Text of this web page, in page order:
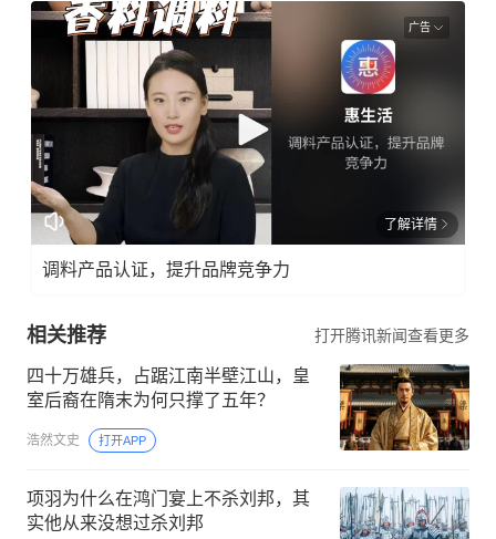
广告
了解详情
调料产品认证，提升品牌竞争力
相关推荐 打开腾讯新闻查看更多
四十万雄兵，占踞江南半壁江山，皇
室后裔在隋末为何只撑了五年？
浩然文史 打开APP
项羽为什么在鸿门宴上不杀刘邦，其
实他从来没想过杀刘邦